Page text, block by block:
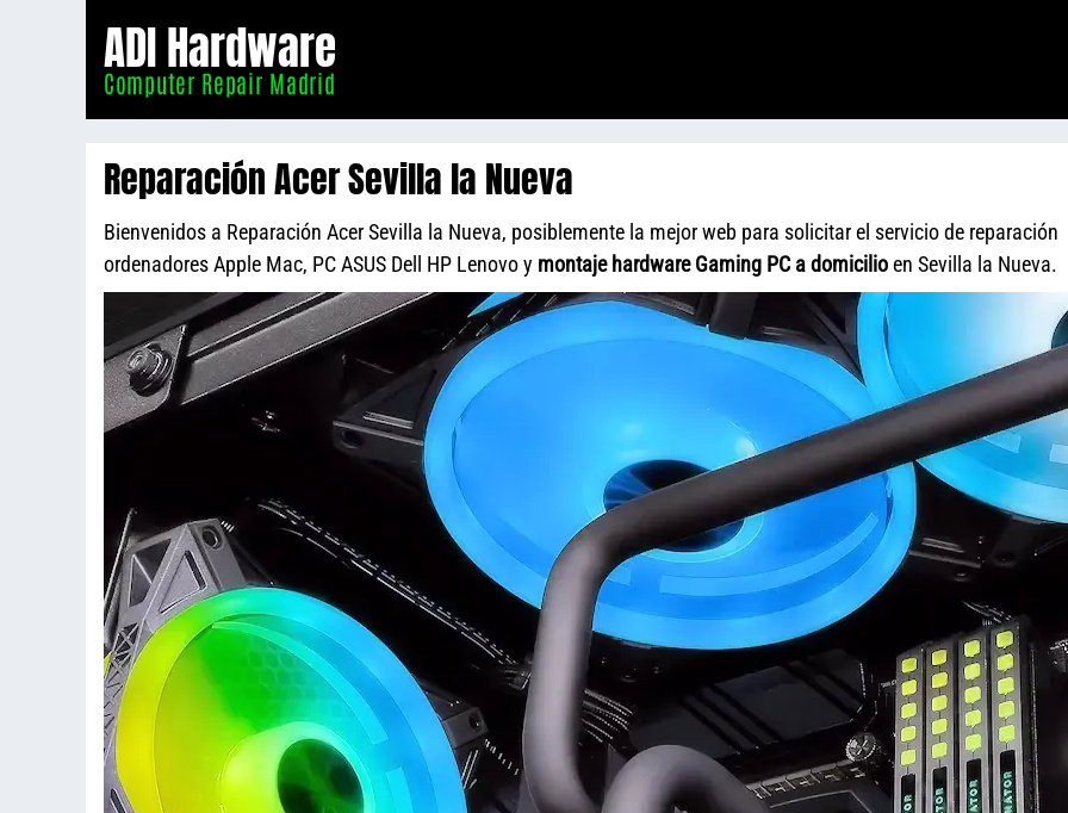
ADI Hardware
Computer Repair Madrid
Reparación Acer Sevilla la Nueva
Bienvenidos a Reparación Acer Sevilla la Nueva, posiblemente la mejor web para solicitar el servicio de reparación
ordenadores Apple Mac, PC ASUS Dell HP Lenovo y montaje hardware Gaming PC a domicilioen Sevilla la Nueva.